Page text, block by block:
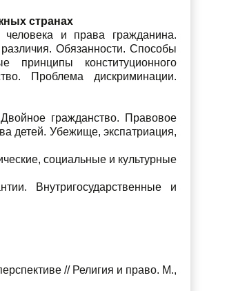
странах
человека и права гражданина.
Обязанности. Способы
принципы конституционного
Проблема дискриминации.
гражданство. Правовое
детей. Убежище, экспатриация,
социальные и культурные
Внутригосударственные и
// Религия и право. М.,